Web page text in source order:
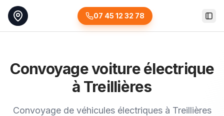
07 45 12 32 78
Convoyage voiture électrique
à Treillières
Convoyage de véhicules électriques à Treillières